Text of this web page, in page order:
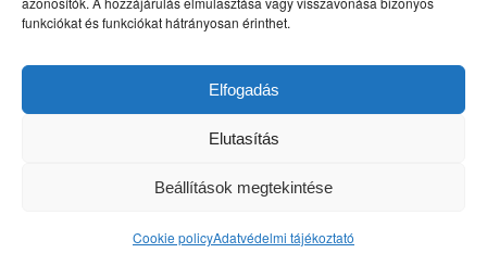
funkciókat és funkciókat hátrányosan érinthet.
Elfogadás
Elutasítás
Beállítások megtekintése
Cookie policyAdatvédelmi tájékoztató
Fontos szabályok a könyv nyomdai pdfjének elkészítéséhez